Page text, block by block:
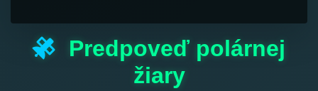
Predpoveď polárnej
žiary